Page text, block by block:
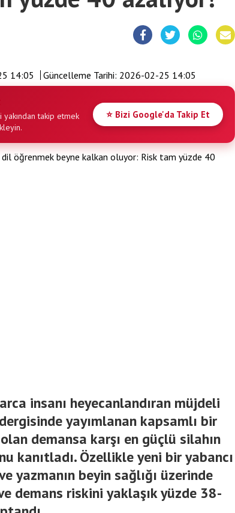
14:05 Güncelleme Tarihi: 2026-02-25 14:05
takip etmek
⭐ Bizi Google'da Takip Et
insanı heyecanlandıran müjdeli
yayımlanan kapsamlı bir
demansa karşı en güçlü silahın
kanıtladı. Özellikle yeni bir yabancı
yazmanın beyin sağlığı üzerinde
demans riskini yaklaşık yüzde 38-